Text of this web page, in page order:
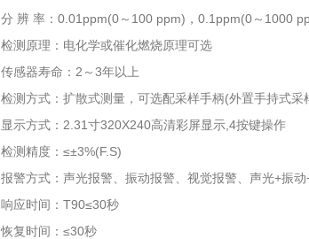
分 辨 率：0.01ppm(0～100 ppm)，0.1ppm(0～1000
检测原理：电化学或催化燃烧原理可选
传感器寿命：2～3年以上
检测方式：扩散式测量，可选配采样手柄(外置手持式采
显示方式：2.31寸320X240高清彩屏显示,4按键操作
检测精度：≤±3%(F.S)
报警方式：声光报警、振动报警、视觉报警、声光+振
响应时间：T90≤30秒
恢复时间：≤30秒